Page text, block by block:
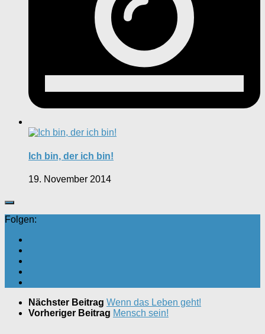
Ich bin, der ich bin!
19. November 2014
Folgen:
Nächster Beitrag Wenn das Leben geht!
Vorheriger Beitrag Mensch sein!